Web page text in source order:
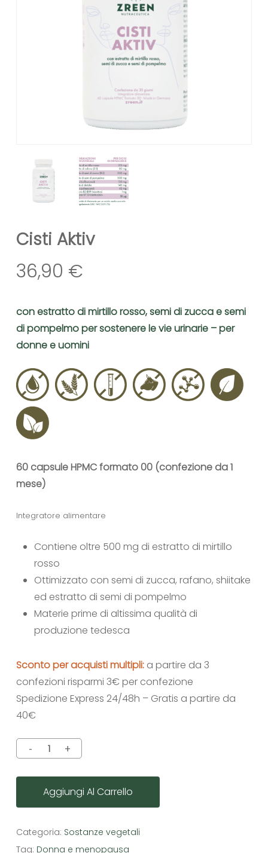
Cisti Aktiv
36,90 €
con estratto di mirtillo rosso, semi di zucca e semi
di pompelmo per sostenere le vie urinarie – per
donne e uomini
60 capsule HPMC formato 00 (confezione da 1
mese)
Integratore alimentare
Contiene oltre 500 mg di estratto di mirtillo
rosso
Ottimizzato con semi di zucca, rafano, shiitake
ed estratto di semi di pompelmo
Materie prime di altissima qualità di
produzione tedesca
Sconto per acquisti multipli: a partire da 3
confezioni risparmi 3€ per confezione
Spedizione Express 24/48h – Gratis a partire da
40€
Aggiungi Al Carrello
Categoria: Sostanze vegetali
Tag: Donna e menopausa